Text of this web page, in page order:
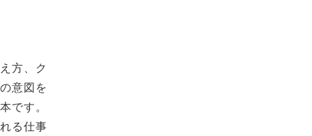
方、ク
意図を
です。
る仕事